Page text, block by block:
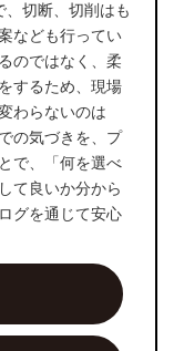
切断、切削はも
なども行ってい
のではなく、柔
するため、現場
わらないのは
の気づきを、プ
で、「何を選べ
て良いか分から
グを通じて安心